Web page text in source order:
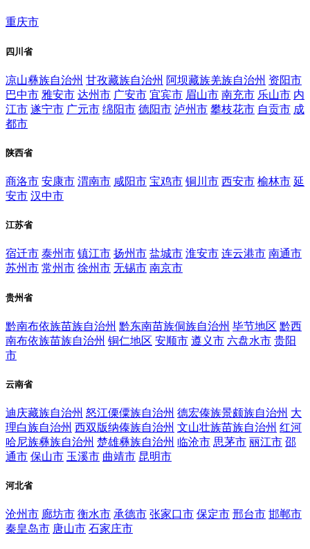
重庆市
四川省
凉山彝族自治州 甘孜藏族自治州 阿坝藏族羌族自治州 资阳市
巴中市 雅安市 达州市 广安市 宜宾市 眉山市 南充市 乐山市 内
江市 遂宁市 广元市 绵阳市 德阳市 泸州市 攀枝花市 自贡市 成
都市
陕西省
商洛市 安康市 渭南市 咸阳市 宝鸡市 铜川市 西安市 榆林市 延
安市 汉中市
江苏省
宿迁市 泰州市 镇江市 扬州市 盐城市 淮安市 连云港市 南通市
苏州市 常州市 徐州市 无锡市 南京市
贵州省
黔南布依族苗族自治州 黔东南苗族侗族自治州 毕节地区 黔西
南布依族苗族自治州 铜仁地区 安顺市 遵义市 六盘水市 贵阳
市
云南省
迪庆藏族自治州 怒江傈僳族自治州 德宏傣族景颇族自治州 大
理白族自治州 西双版纳傣族自治州 文山壮族苗族自治州 红河
哈尼族彝族自治州 楚雄彝族自治州 临沧市 思茅市 丽江市 邵
通市 保山市 玉溪市 曲靖市 昆明市
河北省
沧州市 廊坊市 衡水市 承德市 张家口市 保定市 邢台市 邯郸市
秦皇岛市 唐山市 石家庄市